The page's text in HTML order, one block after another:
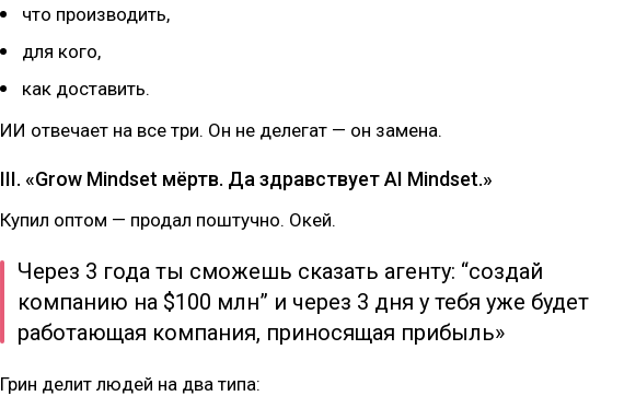
что производить,
для кого,
как доставить.
ИИ отвечает на все три. Он не делегат — он замена.
III. «Grow Mindset мёртв. Да здравствует AI Mindset.»
Купил оптом — продал поштучно. Окей.
Через 3 года ты сможешь сказать агенту: “создай
компанию на $100 млн” и через 3 дня у тебя уже будет
работающая компания, приносящая прибыль»
Грин делит людей на два типа: